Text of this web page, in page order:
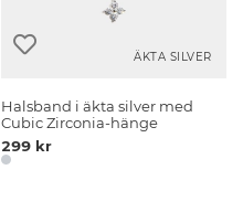
ÄKTA SILVER
Halsband i äkta silver med
Cubic Zirconia-hänge
299 kr